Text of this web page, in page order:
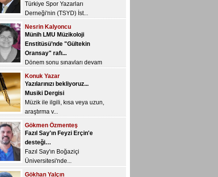
Münih LMU Müzikoloji
Enstitüsü’nde "Gültekin
Oransay" rafı...
Dönem sonu sınavları devam
ediyor ve bugü...
Yazılarınızı bekliyoruz...
Musiki Dergisi
Müzik ile ilgili, kısa veya uzun,
araştırma v...
Gökmen Özmenteş
Fazıl Say'ın Feyzi Erçin'e
desteği…
Fazıl Say'ın Boğaziçi
Üniversitesi'nde...
Gökhan Yalçın
Kitabu İlmi'l-Musiki Alâ
Vechi’l-Hurûfât'ın müellifi
kimdir? -16-